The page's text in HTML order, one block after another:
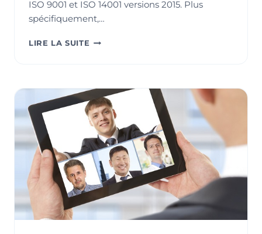
ISO 9001 et ISO 14001 versions 2015. Plus
spécifiquement,…
LIRE LA SUITE L’INTELLIGENCE
APPARITION
DANS
LES
NORMES
ISO
9001
ET
14001